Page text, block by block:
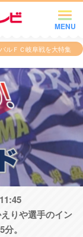
MENU
ルＦＣ岐阜戦を大特集
りや選手のイン
。